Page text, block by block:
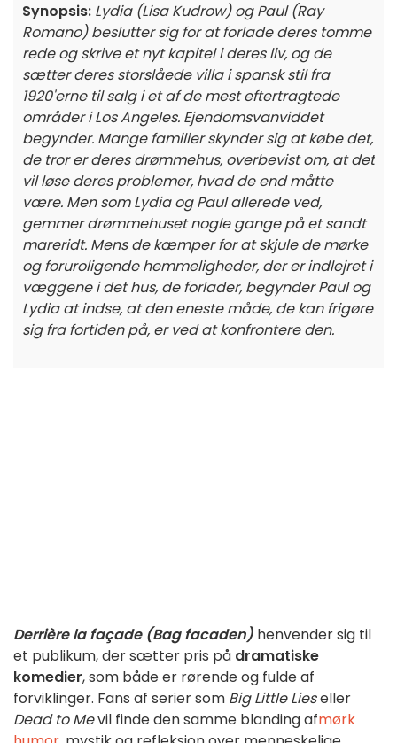
Synopsis: Lydia (Lisa Kudrow) og Paul (Ray
Romano) beslutter sig for at forlade deres tomme
rede og skrive et nyt kapitel i deres liv, og de
sætter deres storslåede villa i spansk stil fra
1920'erne til salg i et af de mest eftertragtede
områder i Los Angeles. Ejendomsvanviddet
begynder. Mange familier skynder sig at købe det,
de tror er deres drømmehus, overbevist om, at det
vil løse deres problemer, hvad de end måtte
være. Men som Lydia og Paul allerede ved,
gemmer drømmehuset nogle gange på et sandt
mareridt. Mens de kæmper for at skjule de mørke
og foruroligende hemmeligheder, der er indlejret i
væggene i det hus, de forlader, begynder Paul og
Lydia at indse, at den eneste måde, de kan frigøre
sig fra fortiden på, er ved at konfrontere den.
Derrière la façade (Bag facaden) henvender sig til
et publikum, der sætter pris på dramatiske
komedier, som både er rørende og fulde af
forviklinger. Fans af serier som Big Little Lieseller
Dead to Mevil finde den samme blanding afmørk